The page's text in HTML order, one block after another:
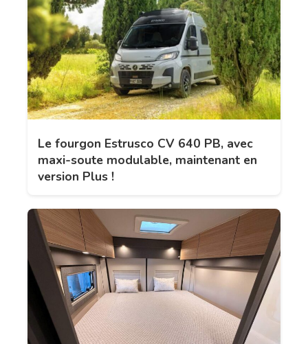
Le fourgon Estrusco CV 640 PB, avec
maxi-soute modulable, maintenant en
version Plus !